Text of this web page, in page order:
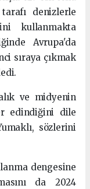
tarafı denizlerle
kullanmakta
Avrupa'da
sıraya çıkmak
ve midyenin
edindiğini dile
sözlerini
dengesine
da 2024